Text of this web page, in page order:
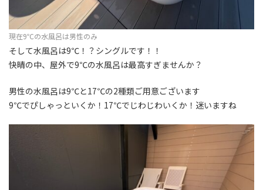
現在9℃の水風呂は男性のみ
そして水風呂は9℃！？シングルです！！
快晴の中、屋外で9℃の水風呂は最高すぎませんか？
男性の水風呂は9℃と17℃の2種類ご用意ございます
9℃でぴしゃっといくか！17℃でじわじわいくか！迷いますね